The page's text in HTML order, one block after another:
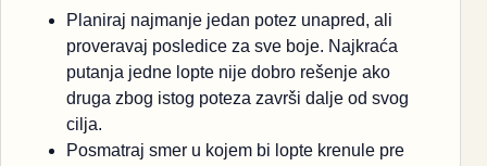
Planiraj najmanje jedan potez unapred, ali
proveravaj posledice za sve boje. Najkraća
putanja jedne lopte nije dobro rešenje ako
druga zbog istog poteza završi dalje od svog
cilja.
Posmatraj smer u kojem bi lopte krenule pre